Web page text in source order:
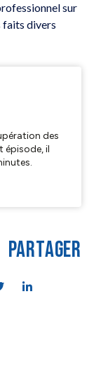
sur
faits divers
PARTAGER